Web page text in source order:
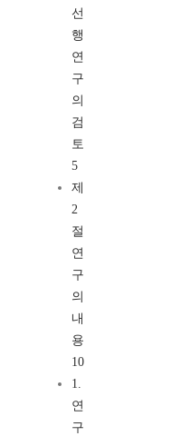
선
행
연
구
의
검
토
5
제
2
절
연
구
의
내
용
10
1.
연
구